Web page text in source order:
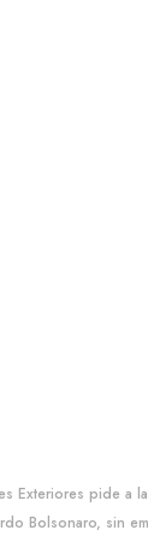
Exteriores pide
Bolsonaro, sin